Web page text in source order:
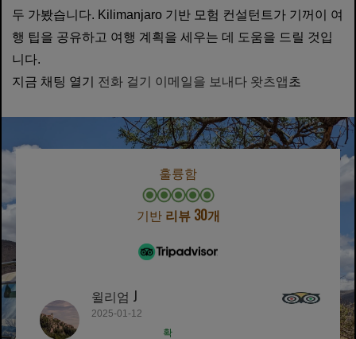
두 가봤습니다. Kilimanjaro 기반 모험 컨설턴트가 기꺼이 여
행 팁을 공유하고 여행 계획을 세우는 데 도움을 드릴 것입
니다.
지금 채팅 열기 전화 걸기 이메일을 보내다 왓츠앱 초
훌륭함
기반 리뷰 30개
윌리엄 J
2025-01-12
확